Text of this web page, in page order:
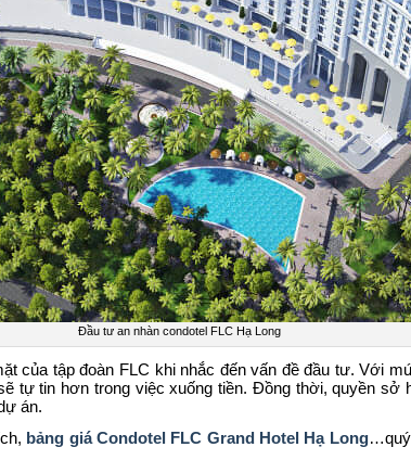
Đầu tư an nhàn condotel FLC Hạ Long
của tập đoàn FLC khi nhắc đến vấn đề đầu tư. Với
tự tin hơn trong việc xuống tiền. Đồng thời, quyền sở
án.
bảng giá Condotel FLC Grand Hotel Hạ Long…quý